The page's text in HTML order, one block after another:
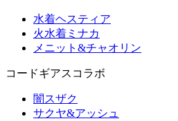
水着ヘスティア
火水着ミナカ
メニット&チャオリン
コードギアスコラボ
闇スザク
サクヤ&アッシュ